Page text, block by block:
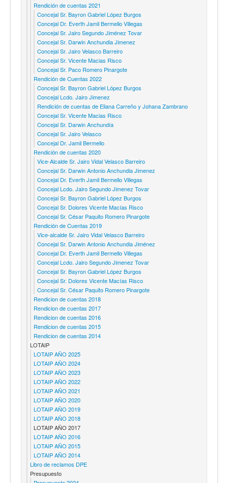
Rendición de cuentas 2021
Concejal Sr. Bayron Gabriel López Burgos
Concejal Dr. Everth Jamil Bermello Villegas
Concejal Sr. Jairo Segundo Jiménez Tovar
Concejal Sr. Darwin Anchundia Jimenez
Concejal Sr. Jairo Velasco Barreiro
Concejal Sr. Vicente Macias Risco
Concejal Sr. Paco Romero Pinargote
Rendición de Cuentas 2022
Concejal Sr. Bayron Gabriel López Burgos
Concejal Lcdo. Jairo Jimenez
Rendición de cuentas de Eliana Carreño y Johana Zambrano
Concejal Sr. Vicente Macias Risco
Concejal Sr. Darwin Anchundía
Concejal Sr. Jairo Velasco
Concejal Dr. Jamil Bermello
Rendición de cuentas 2020
Vice-Alcalde Sr. Jairo Vidal Velasco Barreiro
Concejal Sr. Darwin Antonio Anchundia Jimenez
Concejal Dr. Everth Jamil Bermello Villegas
Concejal Lcdo. Jairo Segundo Jimenez Tovar
Concejal Sr. Bayron Gabriel López Burgos
Concejal Sr. Dolores Vicente Macías Risco
Concejal Sr. César Paquito Romero Pinargote
Rendición de Cuentas 2019
Vice-alcalde Sr. Jairo Vidal Velasco Barreiro
Concejal Sr. Darwin Antonio Anchundia Jiménez
Concejal Dr. Everth Jamil Bermello Villegas
Concejal Lcdo. Jairo Segundo Jimenez Tovar
Concejal Sr. Bayron Gabriel López Burgos
Concejal Sr. Dolores Vicente Macías Risco
Concejal Sr. César Paquito Romero Pinargote
Rendicion de cuentas 2018
Rendicion de cuentas 2017
Rendicion de cuentas 2016
Rendicion de cuentas 2015
Rendicion de cuentas 2014
LOTAIP
LOTAIP AÑO 2025
LOTAIP AÑO 2024
LOTAIP AÑO 2023
LOTAIP AÑO 2022
LOTAIP AÑO 2021
LOTAIP AÑO 2020
LOTAIP AÑO 2019
LOTAIP AÑO 2018
LOTAIP AÑO 2017
LOTAIP AÑO 2016
LOTAIP AÑO 2015
LOTAIP AÑO 2014
Libro de reclamos DPE
Presupuesto